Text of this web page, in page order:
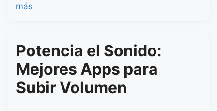
más
Potencia el Sonido:
Mejores Apps para
Subir Volumen